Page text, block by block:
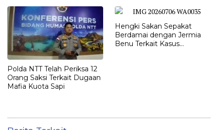
Polda NTT Telah Periksa 12
Orang Saksi Terkait Dugaan
Mafia Kuota Sapi
Hengki Sakan Sepakat
Berdamai dengan Jermia
Benu Terkait Kasus